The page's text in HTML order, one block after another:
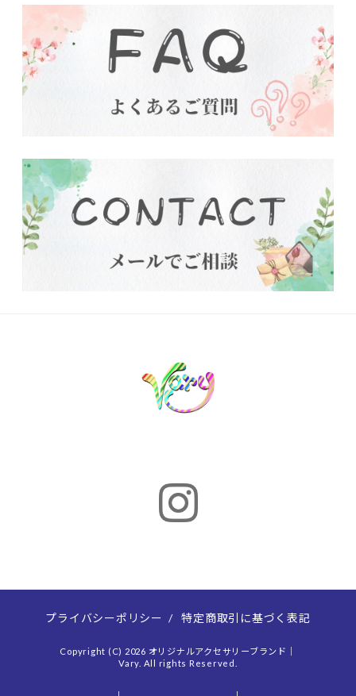
プライバシーポリシー / 特定商取引に基づく表記
Copyright (C) 2026 オリジナルアクセサリーブランド｜
Vary. All rights Reserved.